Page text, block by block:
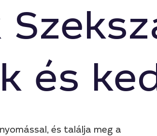
és
és találja meg a